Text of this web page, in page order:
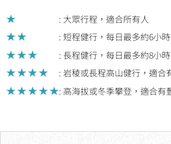
: 大眾行程，適合所有人
: 短程健行，每日最多約6小時
: 長程健行，每日最多約8小時
: 岩稜或長程高山健行，適合
: 高海拔或冬季攀登，適合有